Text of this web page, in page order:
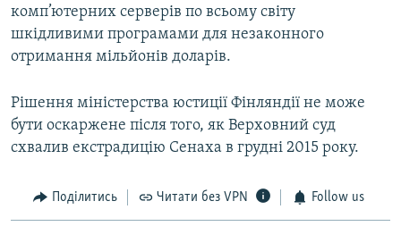
комп’ютерних серверів по всьому світу
шкідливими програмами для незаконного
отримання мільйонів доларів.
Рішення міністерства юстиції Фінляндії не може
бути оскаржене після того, як Верховний суд
схвалив екстрадицію Сенаха в грудні 2015 року.
Поділитись Читати без VPN Follow us